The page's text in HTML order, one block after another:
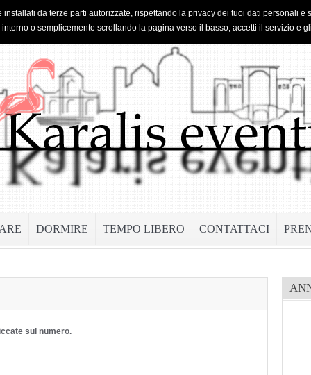
DORMIRE TEMPO LIBERO CONTATTACI
sul numero.
da terze parti autorizzate, rispettando la privacy dei tuoi dati personali
o semplicemente scrollando la pagina verso il basso, accetti il servizio e